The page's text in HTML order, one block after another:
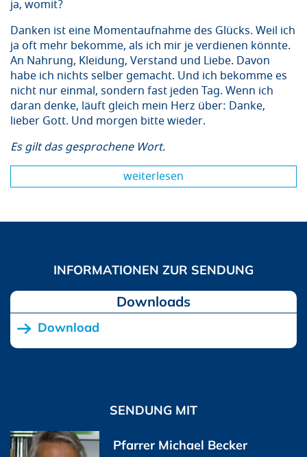
ja, womit?
Danken ist eine Momentaufnahme des Glücks. Weil ich
ja oft mehr bekomme, als ich mir je verdienen könnte.
An Nahrung, Kleidung, Verstand und Liebe. Davon
habe ich nichts selber gemacht. Und ich bekomme es
nicht nur einmal, sondern fast jeden Tag. Wenn ich
daran denke, läuft gleich mein Herz über: Danke,
lieber Gott. Und morgen bitte wieder.
Es gilt das gesprochene Wort.
weiterlesen
Downloads
Download
SENDUNG MIT
Pfarrer Michael Becker